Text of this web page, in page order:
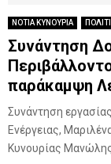
ΝΟΤΙΑ ΚΥΝΟΥΡΙΑ
Συνάντηση
παράκαμψη
Συνάντηση
Ενέργειας,
Κυνουρίας